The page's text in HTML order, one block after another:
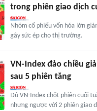
trong phiên giao dịch
Nhóm cổ phiếu vốn hóa lớn
gây sức ép cho thị trường.
VN-Index đảo chiều
sau 5 phiên tăng
Dù VN-Index chốt phiên cuối
nhưng ngược với 2 phiên giao